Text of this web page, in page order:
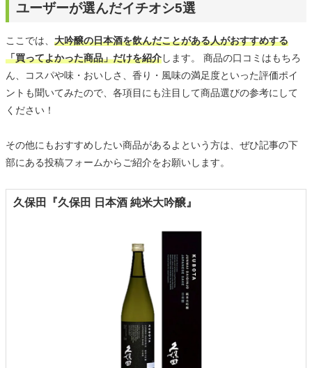
ユーザーが選んだイチオシ5選
ここでは、 大吟醸の日本酒を飲んだことがある人がおすすめする
「買ってよかった商品」だけを紹介します。 商品の口コミはもちろ
ん、コスパや味・おいしさ、香り・風味の満足度といった評価ポイ
ントも聞いてみたので、各項目にも注目して商品選びの参考にして
ください！
その他にもおすすめしたい商品があるよという方は、ぜひ記事の下
部にある投稿フォームからご紹介をお願いします。
久保田『久保田 日本酒 純米大吟醸』